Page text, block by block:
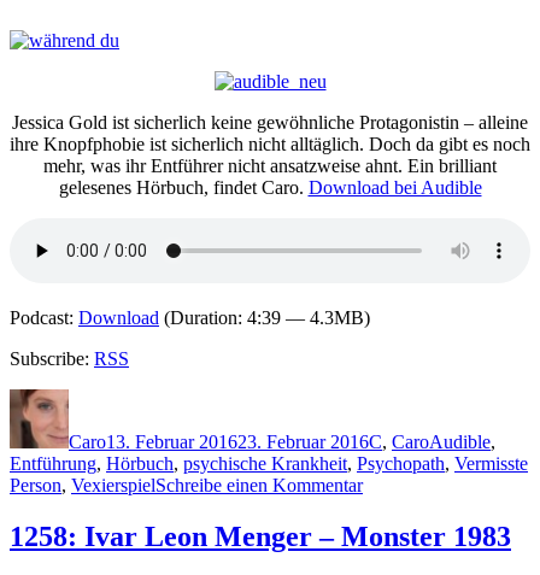
Jessica Gold ist sicherlich keine gewöhnliche Protagonistin – alleine
ihre Knopfphobie ist sicherlich nicht alltäglich. Doch da gibt es noch
mehr, was ihr Entführer nicht ansatzweise ahnt. Ein brilliant
gelesenes Hörbuch, findet Caro. Download bei Audible
Podcast: Download (Duration: 4:39 — 4.3MB)
Subscribe: RSS
Autor
Caro13. Februar 201623. Februar 2016C, CaroAudible,
Entführung, Hörbuch, psychische Krankheit, Psychopath, Vermisste
Person, VexierspielSchreibe einen Kommentarzu
Tammy
Cohen
1258: Ivar Leon Menger – Monster 1983